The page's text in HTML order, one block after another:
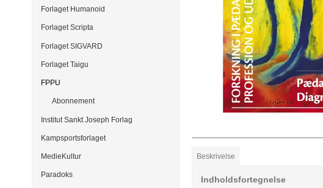
Forlaget Humanoid
Forlaget Scripta
Forlaget SIGVARD
Forlaget Taigu
FPPU
Abonnement
Institut Sankt Joseph Forlag
Kampsportsforlaget
MedieKultur
Paradoks
Beskrivelse
Indholdsfortegnelse